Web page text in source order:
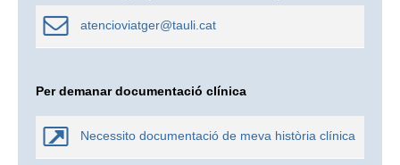
atencioviatger@tauli.cat
Per demanar documentació clínica
Necessito documentació de meva història clínica